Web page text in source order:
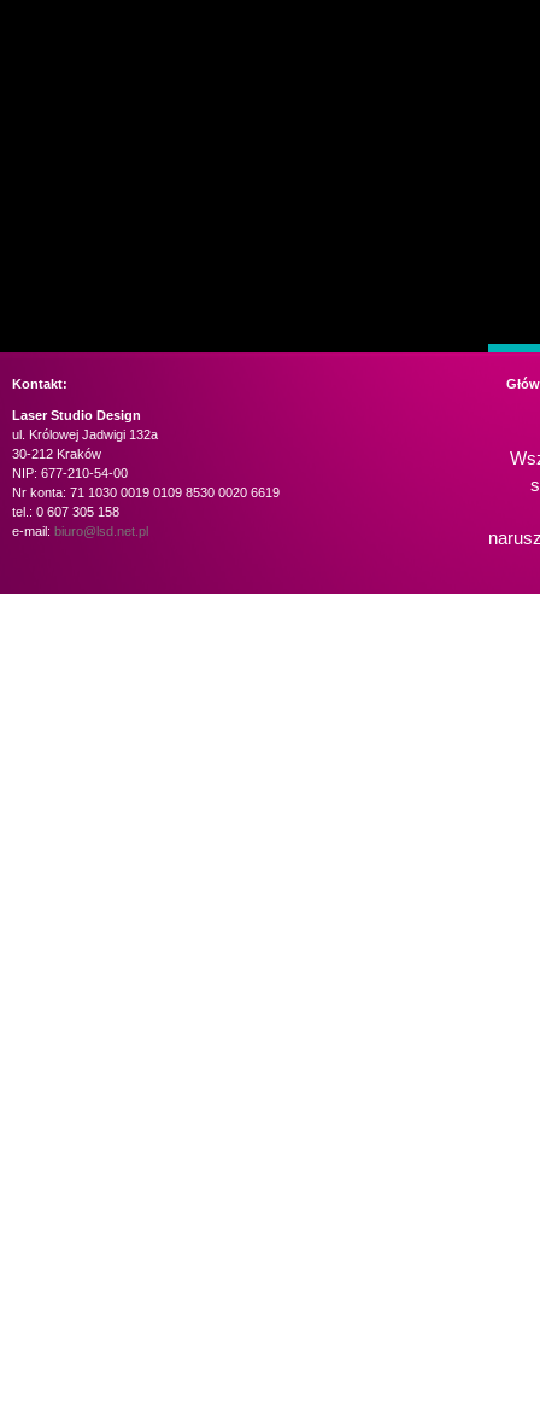
Kontakt:
Laser Studio Design
ul. Królowej Jadwigi 132a
30-212 Kraków
NIP: 677-210-54-00
Nr konta: 71 1030 0019 0109 8530 0020 6619
tel.: 0 607 305 158
e-mail: biuro@lsd.net.pl